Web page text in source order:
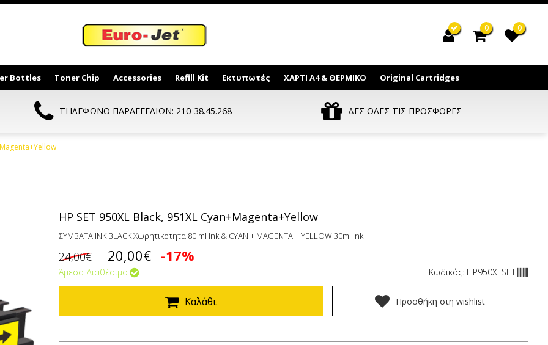
0 0
Bottles Toner Chip Accessories Refill Kit Εκτυπωτές ΧΑΡΤΙ Α4 & ΘΕΡΜΙΚΟ Original Cartridges
ΤΗΛΕΦΩΝΟ ΠΑΡΑΓΓΕΛΙΩΝ: 210-38.45.268 ΔΕΣ ΟΛΕΣ ΤΙΣ ΠΡΟΣΦΟΡΕΣ
HP SET 950XL Black, 951XL Cyan+Magenta+Yellow
ΣΥΜΒΑΤA INK BLACK Χωρητικοτητα 80 ml ink & CYAN + MAGENTA + YELLOW 30ml ink
24,00€ 20,00€ -17%
Άμεσα Διαθέσιμο Κωδικός: HP950XLSET
Καλάθι Προσθήκη στη wishlist